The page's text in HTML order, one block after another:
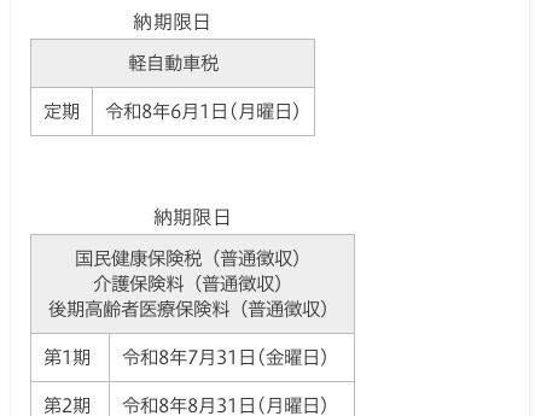
納期限日
軽自動車税
定期 令和8年6月1日(月曜日)
納期限日
国民健康保険税（普通徴収）
介護保険料（普通徴収）
後期高齢者医療保険料（普通徴収）
第1期 令和8年7月31日(金曜日)
第2期 令和8年8月31日(月曜日)